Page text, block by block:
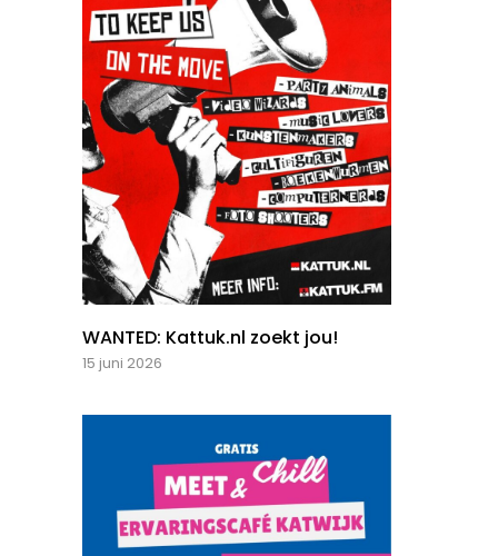
WANTED: Kattuk.nl zoekt jou!
15 juni 2026